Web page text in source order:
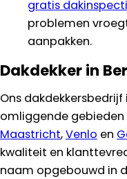
gratis
problemen
aanpakken.
Dakdekker in
Ons
omliggende
Maastricht,Venlo en
kwaliteit en
naam opgebouwd in